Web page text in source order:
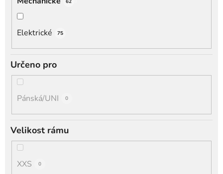
62
Elektrické 75
Určeno pro
Pánská/UNI 0
Velikost rámu
XXS 0